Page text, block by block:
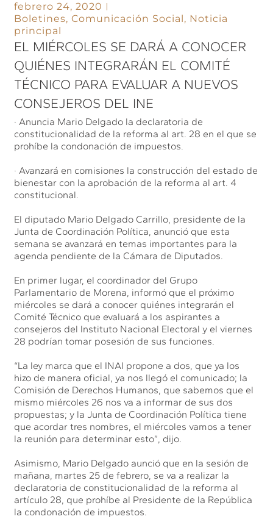
febrero 24, 2020
Boletines,Comunicación Social, Noticia
principal
EL MIÉRCOLES SE DARÁ A CONOCER
QUIÉNES INTEGRARÁN EL COMITÉ
TÉCNICO PARA EVALUAR A NUEVOS
CONSEJEROS DEL INE
· Anuncia Mario Delgado la declaratoria de
constitucionalidad de la reforma al art. 28 en el que se
prohíbe la condonación de impuestos.
· Avanzará en comisiones la construcción del estado de
bienestar con la aprobación de la reforma al art. 4
constitucional.
El diputado Mario Delgado Carrillo, presidente de la
Junta de Coordinación Política, anunció que esta
semana se avanzará en temas importantes para la
agenda pendiente de la Cámara de Diputados.
En primer lugar, el coordinador del Grupo
Parlamentario de Morena, informó que el próximo
miércoles se dará a conocer quiénes integrarán el
Comité Técnico que evaluará a los aspirantes a
consejeros del Instituto Nacional Electoral y el viernes
28 podrían tomar posesión de sus funciones.
“La ley marca que el INAI propone a dos, que ya los
hizo de manera oficial, ya nos llegó el comunicado; la
Comisión de Derechos Humanos, que sabemos que el
mismo miércoles 26 nos va a informar de sus dos
propuestas; y la Junta de Coordinación Política tiene
que acordar tres nombres, el miércoles vamos a tener
la reunión para determinar esto”, dijo.
Asimismo, Mario Delgado aunció que en la sesión de
mañana, martes 25 de febrero, se va a realizar la
declaratoria de constitucionalidad de la reforma al
artículo 28, que prohíbe al Presidente de la República
la condonación de impuestos.